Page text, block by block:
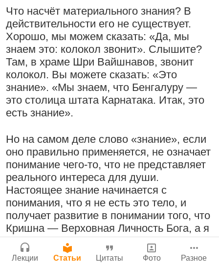
Токио, Япония
Бог, наука и атеизм, часть 2: Хвала
слушателям!
9:25 17 июля 2024|
Атланта, Джорджия, США
Поклоняться Бхактивиноду Тхакуру,
исполняя его бхаджаны
1:14:02 |12 сентября
2008|Бойсе, Айдахо, США
Радхарани — глава департамента
служений
1:05:35 7 сентября 2008|
Что насчёт материального знания? В
действительности его не существует.
Хорошо, мы можем сказать: «Да, мы
знаем это: колокол звонит». Слышите?
Там, в храме Шри Вайшнавов, звонит
колокол. Вы можете сказать: «Это
знание». «Мы знаем, что Бенгалуру —
это столица штата Карнатака. Итак, это
есть знание».
Но на самом деле слово «знание», если
оно правильно применяется, не означает
понимание чего-то, что не представляет
реального интереса для души.
Настоящее знание начинается с
понимания, что я не есть это тело, и
получает развитие в понимании того, что
Кришна — Верховная Личность Бога, а я
— Его вечный слуга.
Молитвы Санатаны Госвами к Господу
Чайтанье
29 июля 2026
Нектар имени Кришны
24 июля 2026
Подрыватели доверия к себе
22 июля 2026
Джанмаштами в Тбилиси 2025
YouTube RuTube
Ссылки
Контакты
Сайт
Войти|Регистрация|История версий
Инструкция
Лекции Статьи Цитаты Фото Разное